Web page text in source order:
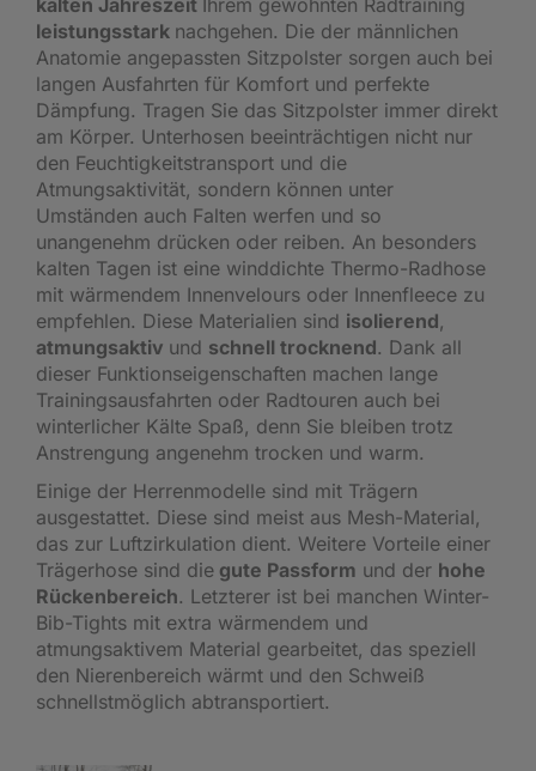
kalten Jahreszeit Ihrem gewohnten Radtraining
leistungsstark nachgehen. Die der männlichen
Anatomie angepassten Sitzpolster sorgen auch bei
langen Ausfahrten für Komfort und perfekte
Dämpfung. Tragen Sie das Sitzpolster immer direkt
am Körper. Unterhosen beeinträchtigen nicht nur
den Feuchtigkeitstransport und die
Atmungsaktivität, sondern können unter
Umständen auch Falten werfen und so
unangenehm drücken oder reiben. An besonders
kalten Tagen ist eine winddichte Thermo-Radhose
mit wärmendem Innenvelours oder Innenfleece zu
empfehlen. Diese Materialien sind isolierend,
atmungsaktiv und schnell trocknend. Dank all
dieser Funktionseigenschaften machen lange
Trainingsausfahrten oder Radtouren auch bei
winterlicher Kälte Spaß, denn Sie bleiben trotz
Anstrengung angenehm trocken und warm.
Einige der Herrenmodelle sind mit Trägern
ausgestattet. Diese sind meist aus Mesh-Material,
das zur Luftzirkulation dient. Weitere Vorteile einer
Trägerhose sind die gute Passform und der hohe
Rückenbereich. Letzterer ist bei manchen Winter-
Bib-Tights mit extra wärmendem und
atmungsaktivem Material gearbeitet, das speziell
den Nierenbereich wärmt und den Schweiß
schnellstmöglich abtransportiert.